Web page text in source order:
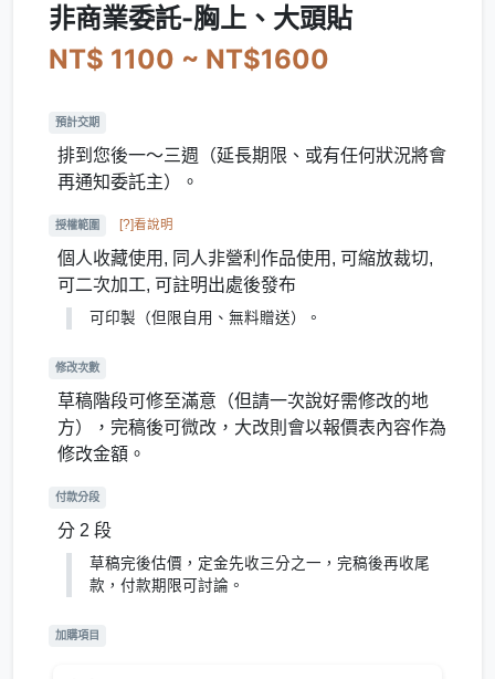
非商業委託-胸上、大頭貼
NT$ 1100 ~ NT$1600
預計交期
排到您後一～三週（延長期限、或有任何狀況將會
再通知委託主）。
授權範圍 [?]看說明
個人收藏使用, 同人非營利作品使用, 可縮放裁切,
可二次加工, 可註明出處後發布
可印製（但限自用、無料贈送）。
修改次數
草稿階段可修至滿意（但請一次說好需修改的地
方），完稿後可微改，大改則會以報價表內容作為
修改金額。
付款分段
分 2 段
草稿完後估價，定金先收三分之一，完稿後再收尾
款，付款期限可討論。
加購項目